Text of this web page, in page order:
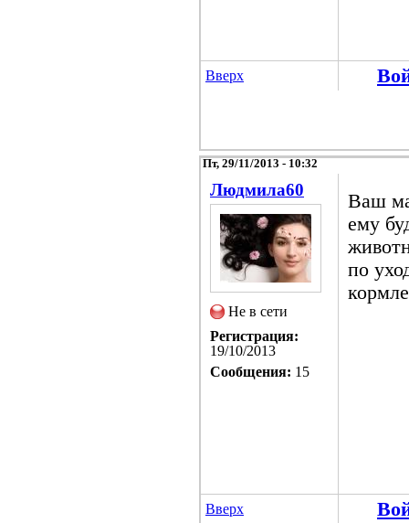
Вверх
Пт, 29/11/2013 - 10:32
Людмила60
Не в сети
Регистрация:
19/10/2013
Сообщения: 15
Ваш
ему
по
Вверх